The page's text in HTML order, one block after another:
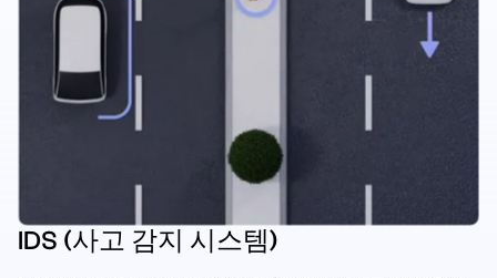
IDS (사고 감지 시스템)